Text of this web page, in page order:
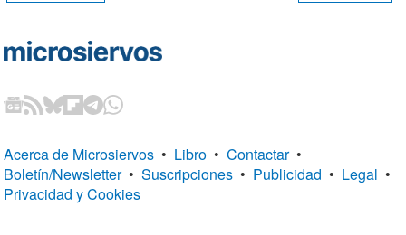
Acerca de Microsiervos • Libro • Contactar •
Boletín/Newsletter • Suscripciones • Publicidad • Legal •
Privacidad y Cookies